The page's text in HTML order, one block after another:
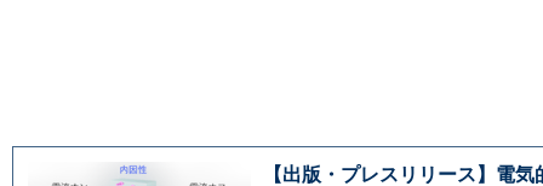
【出版・プレスリリース】電気